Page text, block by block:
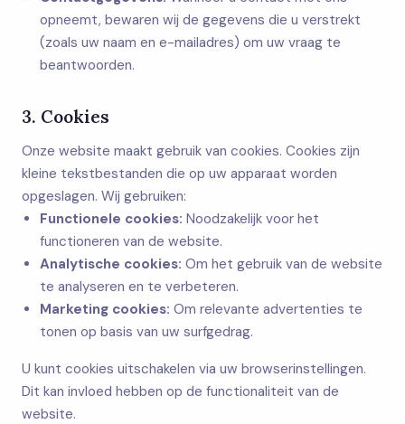
opneemt, bewaren wij de gegevens die u verstrekt
(zoals uw naam en e-mailadres) om uw vraag te
beantwoorden.
3. Cookies
Onze website maakt gebruik van cookies. Cookies zijn
kleine tekstbestanden die op uw apparaat worden
opgeslagen. Wij gebruiken:
Functionele cookies: Noodzakelijk voor het
functioneren van de website.
Analytische cookies: Om het gebruik van de website
te analyseren en te verbeteren.
Marketing cookies: Om relevante advertenties te
tonen op basis van uw surfgedrag.
U kunt cookies uitschakelen via uw browserinstellingen.
Dit kan invloed hebben op de functionaliteit van de
website.